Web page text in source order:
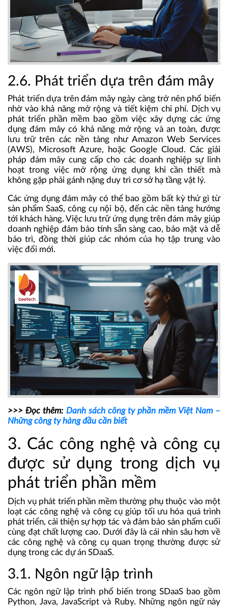
2.6. Phát triển dựa trên đám mây
Phát triển dựa trên đám mây ngày càng trở nên phổ biến
nhờ vào khả năng mở rộng và tiết kiệm chi phí. Dịch vụ
phát triển phần mềm bao gồm việc xây dựng các ứng
dụng đám mây có khả năng mở rộng và an toàn, được
lưu trữ trên các nền tảng như Amazon Web Services
(AWS), Microsoft Azure, hoặc Google Cloud. Các giải
pháp đám mây cung cấp cho các doanh nghiệp sự linh
hoạt trong việc mở rộng ứng dụng khi cần thiết mà
không gặp phải gánh nặng duy trì cơ sở hạ tầng vật lý.
Các ứng dụng đám mây có thể bao gồm bất kỳ thứ gì từ
sản phẩm SaaS, công cụ nội bộ, đến các nền tảng hướng
tới khách hàng. Việc lưu trữ ứng dụng trên đám mây giúp
doanh nghiệp đảm bảo tính sẵn sàng cao, bảo mật và dễ
bảo trì, đồng thời giúp các nhóm của họ tập trung vào
việc đổi mới.
>>> Đọc thêm: Danh sách công ty phần mềm Việt Nam –
Những công ty hàng đầu cần biết
3. Các công nghệ và công cụ
được sử dụng trong dịch vụ
phát triển phần mềm
Dịch vụ phát triển phần mềm thường phụ thuộc vào một
loạt các công nghệ và công cụ giúp tối ưu hóa quá trình
phát triển, cải thiện sự hợp tác và đảm bảo sản phẩm cuối
cùng đạt chất lượng cao. Dưới đây là cái nhìn sâu hơn về
các công nghệ và công cụ quan trọng thường được sử
dụng trong các dự án SDaaS.
3.1. Ngôn ngữ lập trình
Các ngôn ngữ lập trình phổ biến trong SDaaS bao gồm
Python, Java, JavaScript và Ruby. Những ngôn ngữ này